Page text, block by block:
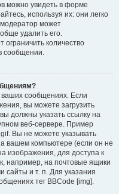
можно увидеть в форме
используя их: они легко
может
удалить его.
количество
сообщении.
сообщениях. Если
вы можете загрузить
должны указать ссылку на
веб-сервере. Пример
Вы не можете указывать
вашем компьютере (если он не
изображения, для доступа к
например, на почтовые ящики
и т. п. Для указания
тег BBCode [img].